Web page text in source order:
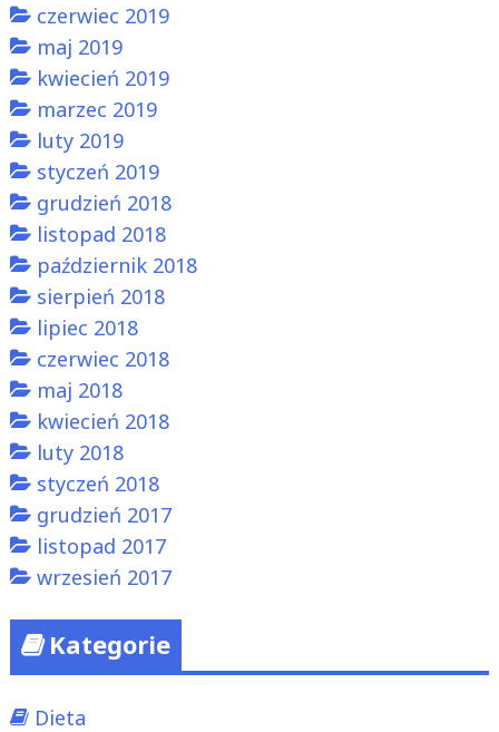
czerwiec 2019
maj 2019
kwiecień 2019
marzec 2019
luty 2019
styczeń 2019
grudzień 2018
listopad 2018
październik 2018
sierpień 2018
lipiec 2018
czerwiec 2018
maj 2018
kwiecień 2018
luty 2018
styczeń 2018
grudzień 2017
listopad 2017
wrzesień 2017
Kategorie
Dieta